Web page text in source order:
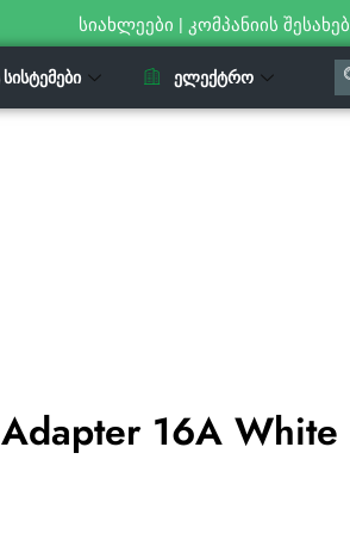
სიახლეები | კომპანიის შესახებ
ᲔᲚᲔᲥᲢᲠᲝ
16A White